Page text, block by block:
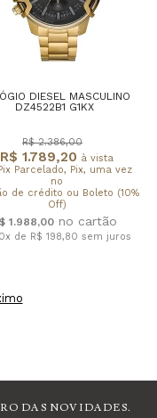
DIESEL MASCULINO
DZ4522B1 G1KX
R$ 1.789,20 à vista
Parcelado, Pix, uma vez
no
de crédito ou Boleto (10%
Off)
R$ 2.386,00
1.988,00
de R$ 198,80 sem juros
DAS NOVIDADES.